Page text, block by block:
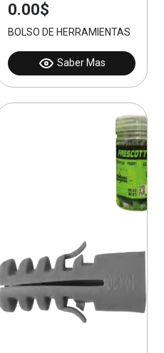
0.00$
BOLSO DE HERRAMIENTAS
Saber Mas